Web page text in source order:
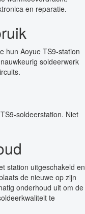
en reparatie.
hun Aoyue TS9-station
soldeerwerk
soldeerstation. Niet
station uitgeschakeld en
de nieuwe op zijn
onderhoud uit om de
te